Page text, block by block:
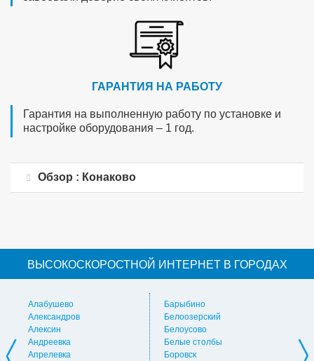
ГАРАНТИЯ НА РАБОТУ
Гарантия на выполненную работу по установке и
настройке оборудования – 1 год.
Обзор : Конаково
ВЫСОКОСКОРОСТНОЙ ИНТЕРНЕТ В ГОРОДАХ
Алабушево
Александров
Алексин
Андреевка
Апрелевка
Барыбино
Белоозерский
Белоусово
Белые столбы
Боровск